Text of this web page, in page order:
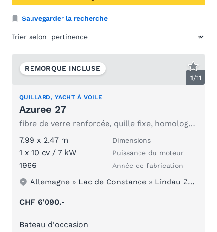
Sauvegarder la recherche
Trier selon
1/11
REMORQUE INCLUSE
QUILLARD, YACHT À VOILE
Azuree 27
fibre de verre renforcée, quille fixe, homologué pour le lac de Constance, Volvo Penta, année de fabrication 1996, Italie
7.99 x 2.47 m
Dimensions
1 x 10 cv / 7 kW Puissance du moteur
1996 Année de fabrication
Allemagne » Lac de Constance » Lindau Zech
CHF 6'090.-
Bateau d'occasion